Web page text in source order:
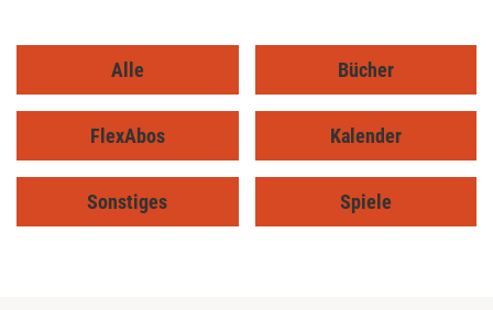
Alle Bücher
FlexAbos Kalender
Sonstiges Spiele